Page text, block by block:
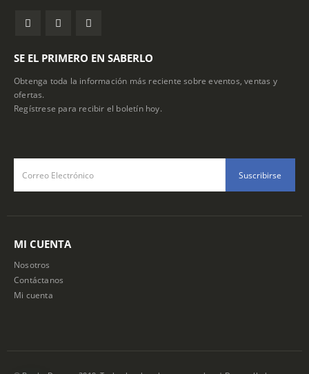
SE EL PRIMERO EN SABERLO
Obtenga toda la información más reciente sobre eventos, ventas y
ofertas.
Regístrese para recibir el boletín hoy.
MI CUENTA
Nosotros
Contáctanos
Mi cuenta